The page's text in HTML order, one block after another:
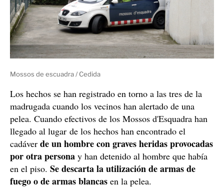
Mossos de escuadra / Cedida
Los hechos se han registrado en torno a las tres de la
madrugada cuando los vecinos han alertado de una
pelea. Cuando efectivos de los Mossos d'Esquadra han
llegado al lugar de los hechos han encontrado el
cadáver de un hombre con graves heridas provocadas
por otra persona y han detenido al hombre que había
en el piso. Se descarta la utilización de armas de
fuego o de armas blancas en la pelea.